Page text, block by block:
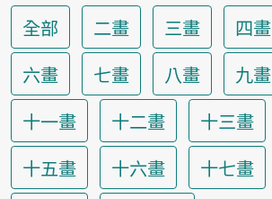
全部 二畫 三畫 四畫
六畫
七畫 八畫 九畫
十一畫
十二畫 十三畫
十五畫
十六畫 十七畫